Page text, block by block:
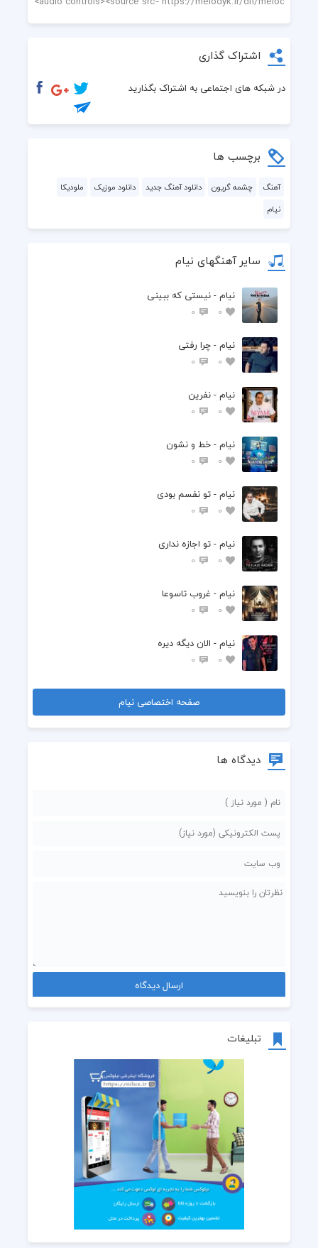
تبلیغات
اشتراک گذاری
در شبکه های اجتماعی به اشتراک بگذارید
برچسب ها
آهنگ چشمه گریون دانلود آهنگ جدید دانلود موزیک
ملودیکا
نیام
سایر آهنگهای نیام
نیام - نیستی که ببینی
0
0
نیام - چرا رفتی
0
0
نیام - نفرین
0
0
نیام - خط و نشون
0
0
نیام - تو نفسم بودی
0
0
نیام - تو اجازه نداری
0
0
نیام - غروب تاسوعا
0
0
نیام - الان دیگه دیره
0
0
صفحه اختصاصی نیام
دیدگاه ها